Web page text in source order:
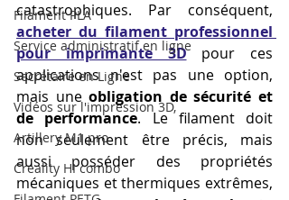
Filament PLA
Service administratif en ligne
Secrétaire en Ligne
Vidéos sur l'impression 3D,
Artillery M1 pro
Creality HI combo
acheter du filament professionnel
pour imprimante 3D pour ces
applications n'est pas une option,
mais une obligation de sécurité et
de performance. Le filament doit
non seulement être précis, mais
aussi posséder des propriétés
mécaniques et thermiques extrêmes,